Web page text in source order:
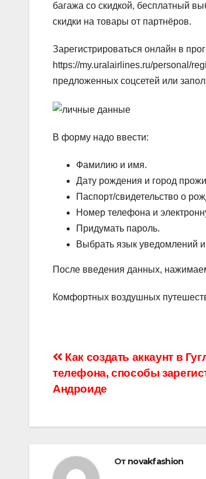
багажа со скидкой, бесплатный
скидки на товары от партнёров.
Зарегистрироваться онлайн в
https://my.uralairlines.ru/personal/
предложенных соцсетей или
В форму надо ввести:
Фамилию и имя.
Дату рождения и город
Паспорт/свидетельство о
Номер телефона и
Придумать пароль.
Выбрать язык уведомлений
После введения данных,
Комфортных воздушных
Навигация
по
Как создать аккаунт в
телефона, способы
Андроиде
От novakfashion